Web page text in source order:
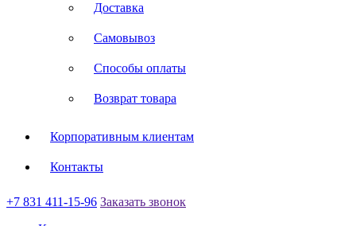
Доставка
Самовывоз
Способы оплаты
Возврат товара
Корпоративным клиентам
Контакты
+7 831 411-15-96 Заказать звонок